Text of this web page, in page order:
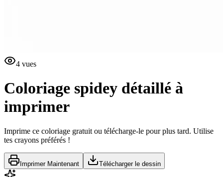
4 vues
Coloriage spidey détaillé à
imprimer
Imprime ce coloriage gratuit ou télécharge-le pour plus tard. Utilise
tes crayons préférés !
Imprimer Maintenant Télécharger le dessin